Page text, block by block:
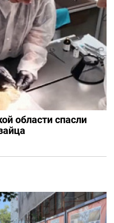
области спасли